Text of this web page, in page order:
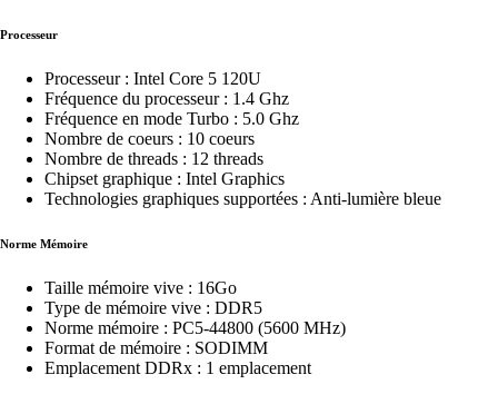
Processeur
Processeur : Intel Core 5 120U
Fréquence du processeur : 1.4 Ghz
Fréquence en mode Turbo : 5.0 Ghz
Nombre de coeurs : 10 coeurs
Nombre de threads : 12 threads
Chipset graphique : Intel Graphics
Technologies graphiques supportées : Anti-lumière bleue
Norme Mémoire
Taille mémoire vive : 16Go
Type de mémoire vive : DDR5
Norme mémoire : PC5-44800 (5600 MHz)
Format de mémoire : SODIMM
Emplacement DDRx : 1 emplacement